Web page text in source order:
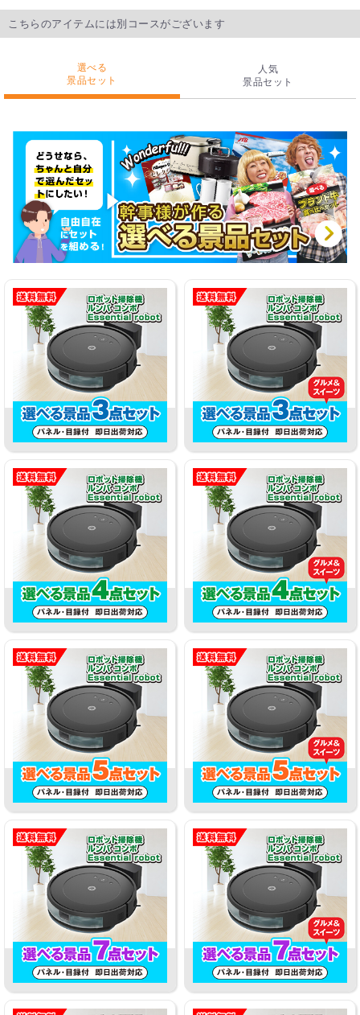
こちらのアイテムには別コースがございます
選べる
景品セット
人気
景品セット